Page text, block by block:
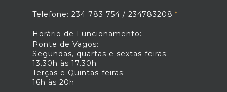
Telefone: 234 783 754 / 234783208
Horário de Funcionamento:
Ponte de Vagos:
Segundas, quartas e sextas-feiras:
13.30h às 17.30h
Terças e Quintas-feiras:
16h às 20h